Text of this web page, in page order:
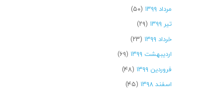
مرداد ۱۳۹۹
(۵۰)
تیر ۱۳۹۹
(۲۹)
خرداد ۱۳۹۹
(۲۳)
اردیبهشت ۱۳۹۹
(۶۹)
فروردین ۱۳۹۹
(۴۸)
اسفند ۱۳۹۸
(۴۵)